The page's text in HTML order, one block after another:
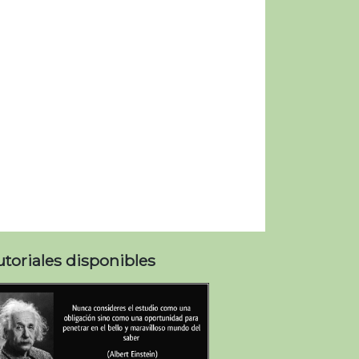
disponibles